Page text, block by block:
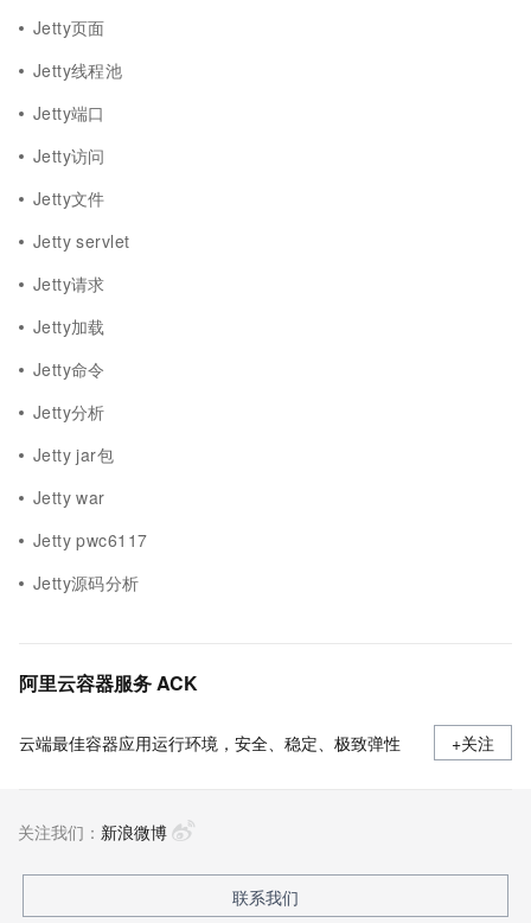
Jetty页面
Jetty线程池
Jetty端口
Jetty访问
Jetty文件
Jetty servlet
Jetty请求
Jetty加载
Jetty命令
Jetty分析
Jetty jar包
Jetty war
Jetty pwc6117
Jetty源码分析
阿里云容器服务 ACK
云端最佳容器应用运行环境，安全、稳定、极致弹性 +关注
关注我们： 新浪微博
联系我们